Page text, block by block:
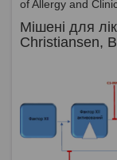
of Allergy and
Мішені для
Christiansen,